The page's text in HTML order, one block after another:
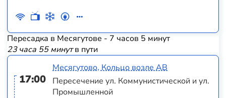
Пересадка в Месягутове - 7 часов 5 минут
23 часа 55 минутв пути
17:00
Месягутово, Кольцо возле АВ
Пересечение ул. Коммунистической и ул.
Промышленной